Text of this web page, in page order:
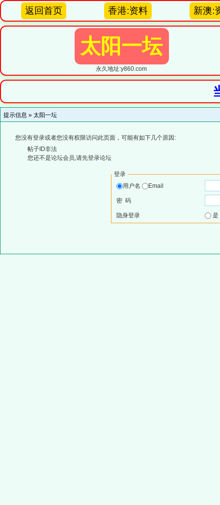
返回首页 香港:资料 新澳:
太阳一坛
永久地址:y860.com
提示信息 » 太阳一坛
您没有登录或者您没有权限访问此页面，可能有如下几个原因:
帖子ID非法
您还不是论坛会员,请先登录论坛
登录
用户名
Email
密 码
隐身登录